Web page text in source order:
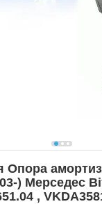
Опора
) Мерседес
,